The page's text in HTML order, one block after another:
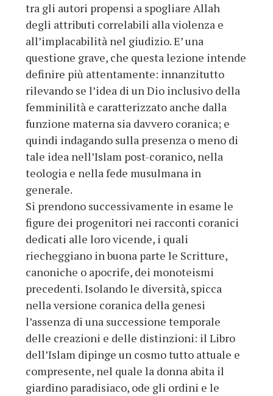
tra gli autori propensi a spogliare Allah
degli attributi correlabili alla violenza e
all’implacabilità nel giudizio. E’ una
questione grave, che questa lezione intende
definire più attentamente: innanzitutto
rilevando se l’idea di un Dio inclusivo della
femminilità e caratterizzato anche dalla
funzione materna sia davvero coranica; e
quindi indagando sulla presenza o meno di
tale idea nell’Islam post-coranico, nella
teologia e nella fede musulmana in
generale.
Si prendono successivamente in esame le
figure dei progenitori nei racconti coranici
dedicati alle loro vicende, i quali
riecheggiano in buona parte le Scritture,
canoniche o apocrife, dei monoteismi
precedenti. Isolando le diversità, spicca
nella versione coranica della genesi
l’assenza di una successione temporale
delle creazioni e delle distinzioni: il Libro
dell’Islam dipinge un cosmo tutto attuale e
compresente, nel quale la donna abita il
giardino paradisiaco, ode gli ordini e le